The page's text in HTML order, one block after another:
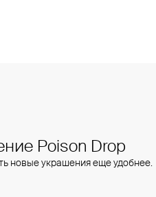
Poison Drop
новые украшения еще удобнее.